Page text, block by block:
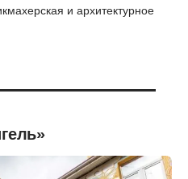
и архитектурное